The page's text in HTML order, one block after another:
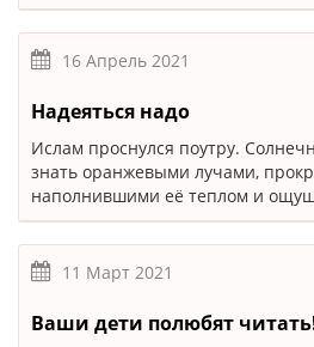
16 Апрель 2021
Надеяться надо
Ислам проснулся поутру.
знать оранжевыми лучами,
наполнившими её теплом и
11 Март 2021
Ваши дети полюбят